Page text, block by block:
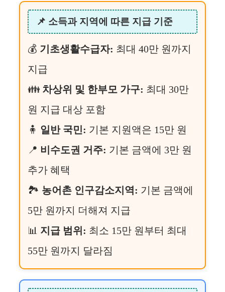
📌 소득과 지역에 따른 지급 기준
💰 기초생활수급자: 최대 40만 원까지
지급
👪 차상위 및 한부모 가구: 최대 30만
원 지급 대상 포함
🧍 일반 국민: 기본 지원액은 15만 원
📍 비수도권 거주: 기본 금액에 3만 원
추가 혜택
🏞️ 농어촌 인구감소지역: 기본 금액에
5만 원까지 더해져 지급
📊 지급 범위: 최소 15만 원부터 최대
55만 원까지 달라짐